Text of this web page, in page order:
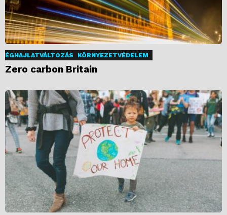
ÉGHAJLATVÁLTOZÁS KÖRNYEZETVÉDELEM
Zero carbon Britain